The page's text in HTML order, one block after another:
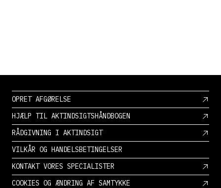
OPRET AFGØRELSE
HJÆLP TIL AKTINDSIGTSHÅNDBOGEN
RÅDGIVNING I AKTINDSIGT
VILKÅR OG HANDELSBETINGELSER
KONTAKT VORES SPECIALISTER
COOKIES OG ÆNDRING AF SAMTYKKE